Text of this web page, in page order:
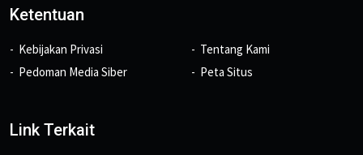
Ketentuan
Kebijakan Privasi
Pedoman Media Siber
Tentang Kami
Peta Situs
Link Terkait